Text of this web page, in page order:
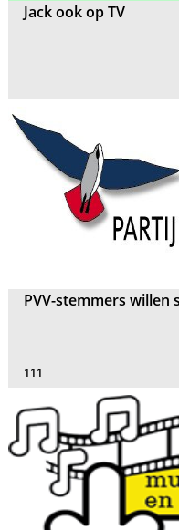
Jack ook op TV
PVV-stemmers willen
111